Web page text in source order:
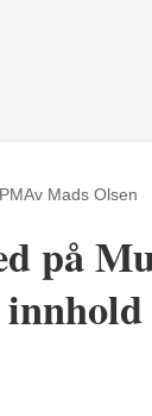
Av Mads Olsen
på